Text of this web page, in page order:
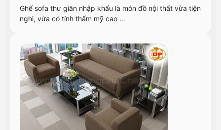
Ghế sofa thư giãn nhập khẩu là món đồ nội thất vừa tiện
nghi, vừa có tính thẩm mỹ cao …